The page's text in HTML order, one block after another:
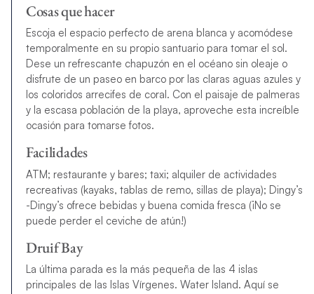
Cosas que hacer
Escoja el espacio perfecto de arena blanca y acomódese
temporalmente en su propio santuario para tomar el sol.
Dese un refrescante chapuzón en el océano sin oleaje o
disfrute de un paseo en barco por las claras aguas azules y
los coloridos arrecifes de coral. Con el paisaje de palmeras
y la escasa población de la playa, aproveche esta increíble
ocasión para tomarse fotos.
Facilidades
ATM; restaurante y bares; taxi; alquiler de actividades
recreativas (kayaks, tablas de remo, sillas de playa); Dingy’s
-Dingy’s ofrece bebidas y buena comida fresca (¡No se
puede perder el ceviche de atún!)
Druif Bay
La última parada es la más pequeña de las 4 islas
principales de las Islas Vírgenes. Water Island. Aquí se